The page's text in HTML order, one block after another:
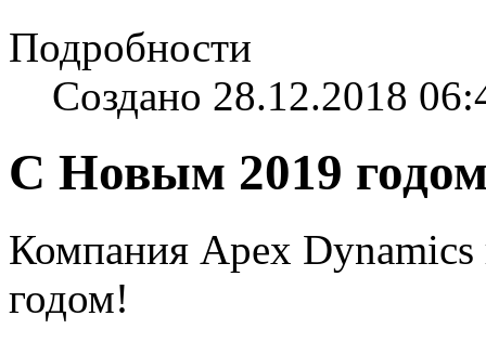
Подробности
Создано 28.12.2018
C Новым 2019
Компания Apex Dynamics
годом!